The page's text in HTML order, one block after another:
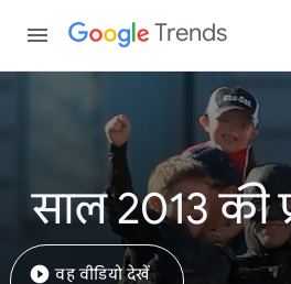
Trends
साल 2013 की
वह वीडियो देखें